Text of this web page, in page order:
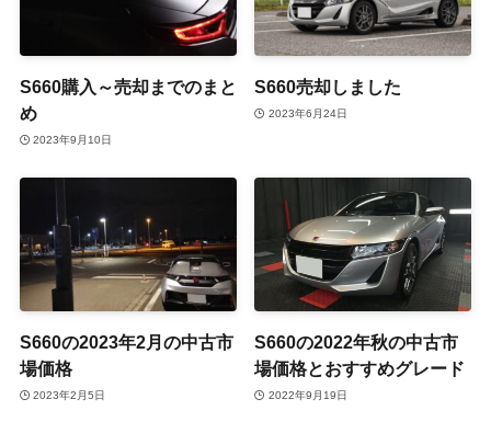
S660購入～売却までのまと
め
2023年9月10日
S660売却しました
2023年6月24日
S660の2023年2月の中古市
場価格
2023年2月5日
S660の2022年秋の中古市
場価格とおすすめグレード
2022年9月19日